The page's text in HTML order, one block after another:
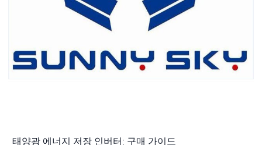
태양광 에너지 저장 인버터: 구매 가이드